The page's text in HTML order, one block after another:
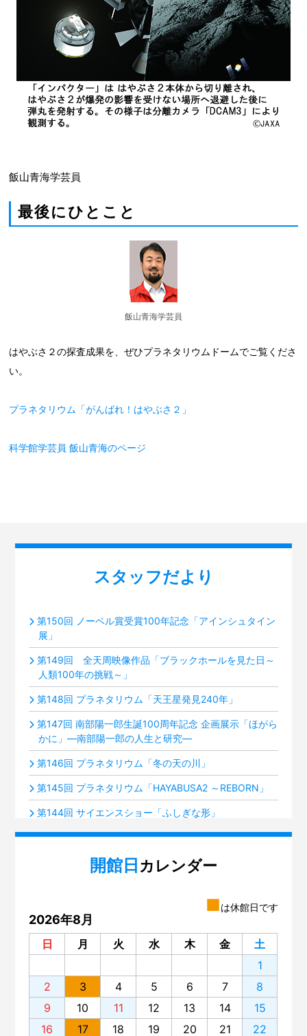
飯山青海学芸員
最後にひとこと
飯山青海学芸員
はやぶさ２の探査成果を、ぜひプラネタリウムドームでご覧くださ
い。
プラネタリウム「がんばれ！はやぶさ２」
科学館学芸員 飯山青海のページ
スタッフだより
第150回 ノーベル賞受賞100年記念「アインシュタイン
展」
第149回 全天周映像作品「ブラックホールを見た日～
人類100年の挑戦～」
第148回 プラネタリウム「天王星発見240年」
第147回 南部陽一郎生誕100周年記念 企画展示「ほがら
かに」―南部陽一郎の人生と研究―
第146回 プラネタリウム「冬の天の川」
第145回 プラネタリウム「HAYABUSA2 ～REBORN」
第144回 サイエンスショー「ふしぎな形」
第143回 プラネタリウム「火星ふたたび接近中！」
第142回 ミニ企画「積み木のルーツ～フレーベル『恩
第141回 プラネタリウム「夜空の宝石箱『すばる』」
第140回 いろいろな楽器のグループ分け
第139回 サイエンスショー「電池がわかる」
第138回 プラネタリウム「星空歴史秘話」
第137回 プラネタリウム「木星と土星の世界」
第136回 「蜃気楼（しんきろう）」を見てみませんか？
開館日 カレンダー
■は休館日です
2026年8月
日 月 火 水 木 金
土
1
2
3 4 5 6 7
8
9
10 11 12 13 14
15
16
17 18 19 20 21 22